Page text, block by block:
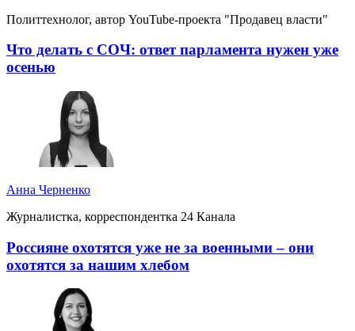
Политтехнолог, автор YouTube-проекта "Продавец власти"
Что делать с СОЧ: ответ парламента нужен уже
осенью
Анна Черненко
Журналистка, корреспондентка 24 Канала
Россияне охотятся уже не за военными – они
охотятся за нашим хлебом